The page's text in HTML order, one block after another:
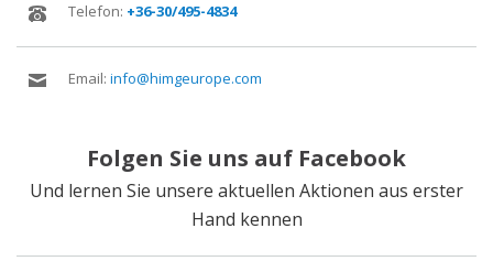
+36-30/495-4834
info@himgeurope.com